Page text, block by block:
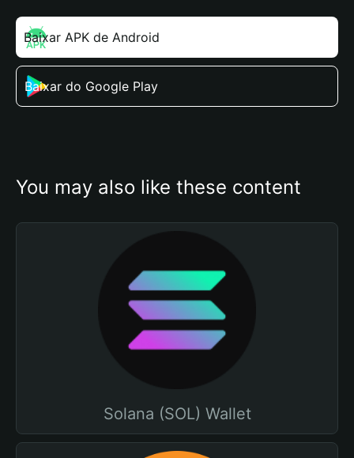
Baixar APK de Android
Baixar do Google Play
You may also like these content
Solana (SOL) Wallet